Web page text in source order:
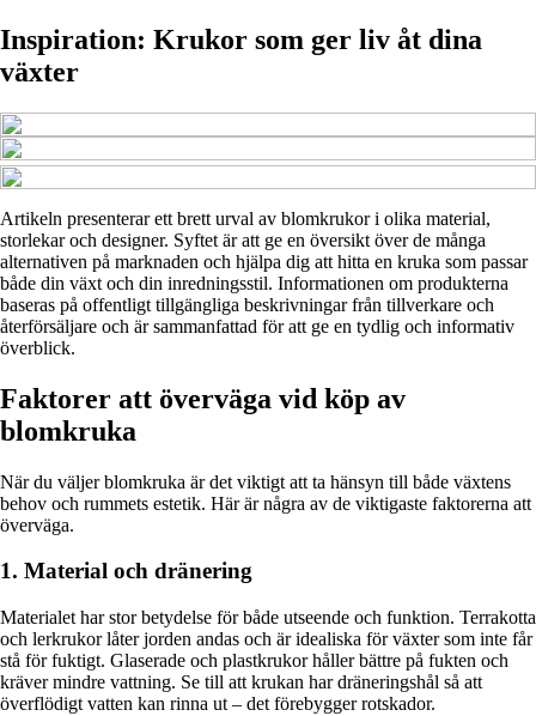
Inspiration: Krukor som ger liv åt dina
växter
Artikeln presenterar ett brett urval av blomkrukor i olika material,
storlekar och designer. Syftet är att ge en översikt över de många
alternativen på marknaden och hjälpa dig att hitta en kruka som passar
både din växt och din inredningsstil. Informationen om produkterna
baseras på offentligt tillgängliga beskrivningar från tillverkare och
återförsäljare och är sammanfattad för att ge en tydlig och informativ
överblick.
Faktorer att överväga vid köp av
blomkruka
När du väljer blomkruka är det viktigt att ta hänsyn till både växtens
behov och rummets estetik. Här är några av de viktigaste faktorerna att
överväga.
1. Material och dränering
Materialet har stor betydelse för både utseende och funktion. Terrakotta
och lerkrukor låter jorden andas och är idealiska för växter som inte får
stå för fuktigt. Glaserade och plastkrukor håller bättre på fukten och
kräver mindre vattning. Se till att krukan har dräneringshål så att
överflödigt vatten kan rinna ut – det förebygger rotskador.